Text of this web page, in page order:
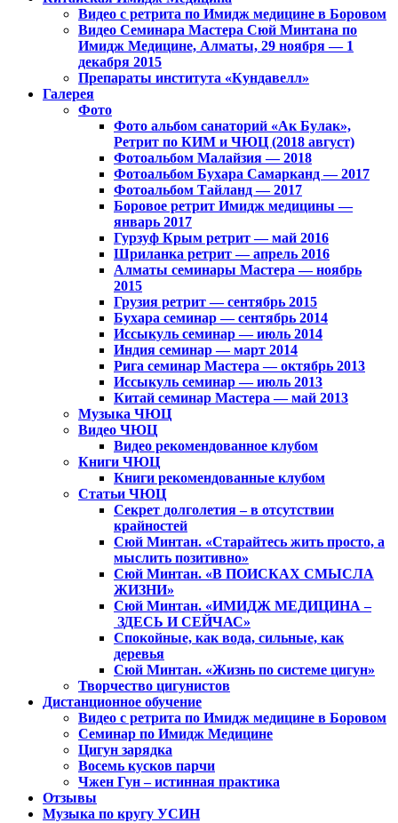
Видео с ретрита по Имидж медицине в Боровом
Видео Семинара Мастера Сюй Минтана по
Имидж Медицине, Алматы, 29 ноября — 1
декабря 2015
Препараты института «Кундавелл»
Галерея
Фото
Фото альбом санаторий «Ак Булак»,
Ретрит по КИМ и ЧЮЦ (2018 август)
Фотоальбом Малайзия — 2018
Фотоальбом Бухара Самарканд — 2017
Фотоальбом Тайланд — 2017
Боровое ретрит Имидж медицины —
январь 2017
Гурзуф Крым ретрит — май 2016
Шриланка ретрит — апрель 2016
Алматы семинары Мастера — ноябрь
2015
Грузия ретрит — сентябрь 2015
Бухара семинар — сентябрь 2014
Иссыкуль семинар — июль 2014
Индия семинар — март 2014
Рига семинар Мастера — октябрь 2013
Иссыкуль семинар — июль 2013
Китай семинар Мастера — май 2013
Музыка ЧЮЦ
Видео ЧЮЦ
Видео рекомендованное клубом
Книги ЧЮЦ
Книги рекомендованные клубом
Статьи ЧЮЦ
Секрет долголетия – в отсутствии
крайностей
Сюй Минтан. «Старайтесь жить просто, а
мыслить позитивно»
Сюй Минтан. «В ПОИСКАХ СМЫСЛА
ЖИЗНИ»
Сюй Минтан. «ИМИДЖ МЕДИЦИНА –
ЗДЕСЬ И СЕЙЧАС»
Спокойные, как вода, сильные, как
деревья
Сюй Минтан. «Жизнь по системе цигун»
Творчество цигунистов
Дистанционное обучение
Видео с ретрита по Имидж медицине в Боровом
Семинар по Имидж Медицине
Цигун зарядка
Восемь кусков парчи
Чжен Гун – истинная практика
Отзывы
Музыка по кругу УСИН